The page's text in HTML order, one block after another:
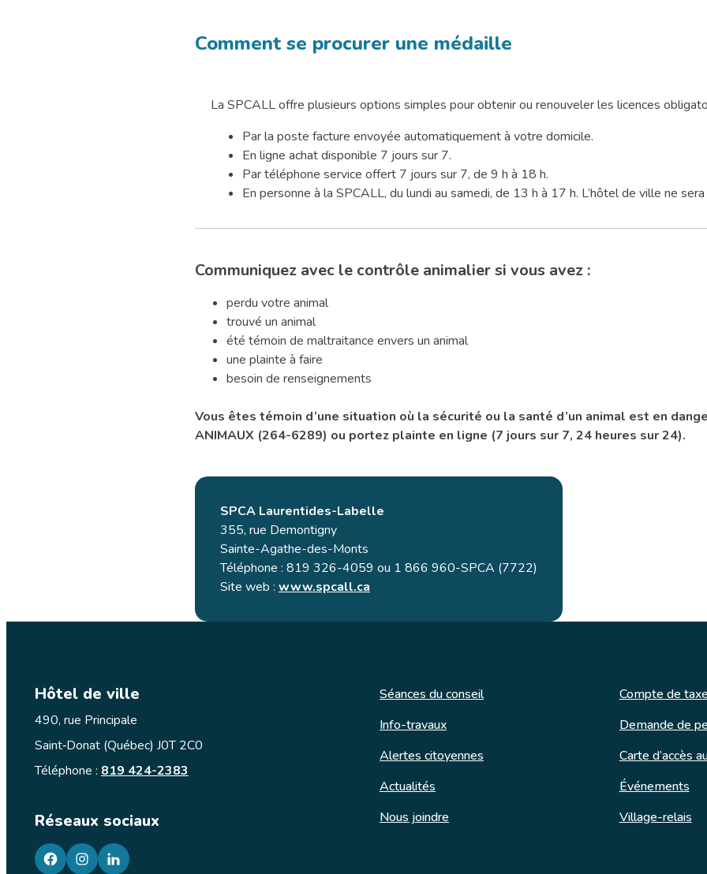
Comment se procurer une médaille
La SPCALL offre plusieurs options simples pour obtenir ou renouveler les licences
Par la poste facture envoyée automatiquement à votre domicile.
En ligne achat disponible 7 jours sur 7.
Par téléphone service offert 7 jours sur 7, de 9 h à 18 h.
En personne à la SPCALL, du lundi au samedi, de 13 h à 17 h. L’hôtel de ville ne
Communiquez avec le contrôle animalier si vous avez :
perdu votre animal
trouvé un animal
été témoin de maltraitance envers un animal
une plainte à faire
besoin de renseignements
Vous êtes témoin d’une situation où la sécurité ou la santé d’un animal est en
ANIMAUX (264-6289) ou portez plainte en ligne (7 jours sur 7, 24 heures sur 24).
SPCA Laurentides-Labelle
355, rue Demontigny
Sainte-Agathe-des-Monts
Téléphone : 819 326-4059 ou 1 866 960-SPCA (7722)
Site web : www.spcall.ca
Hôtel de ville
490, rue Principale
Saint‑Donat (Québec) J0T 2C0
Téléphone : 819 424-2383
Réseaux sociaux
facebookgoogleplusgoogleplus
Séances du conseil Compte de
Info-travaux
Demande de
Alertes citoyennes
Carte d’accès
Actualités
Événements
Nous joindre
Village-relais